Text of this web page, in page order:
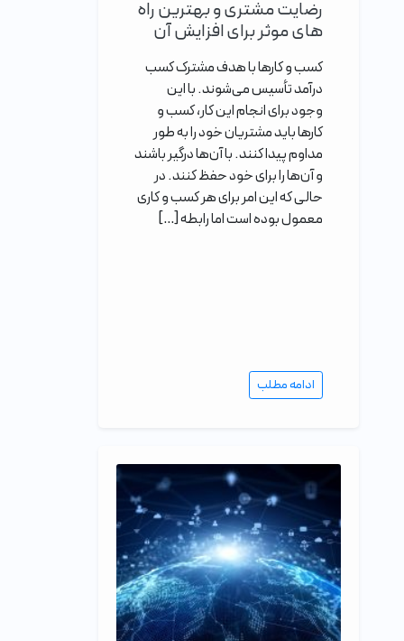
رضایت مشتری و بهترین راه
های موثر برای افزایش آن
کسب و کارها با هدف مشترک کسب
درآمد تأسیس می‌شوند. با این
وجود برای انجام این کار، کسب و
کارها باید مشتریان خود را به طور
مداوم پیدا کنند. با آن‌ها درگیر باشند
و آن‌ها را برای خود حفظ کنند. در
حالی که این امر برای هر کسب و کاری
معمول بوده است اما رابطه […]
ادامه مطلب